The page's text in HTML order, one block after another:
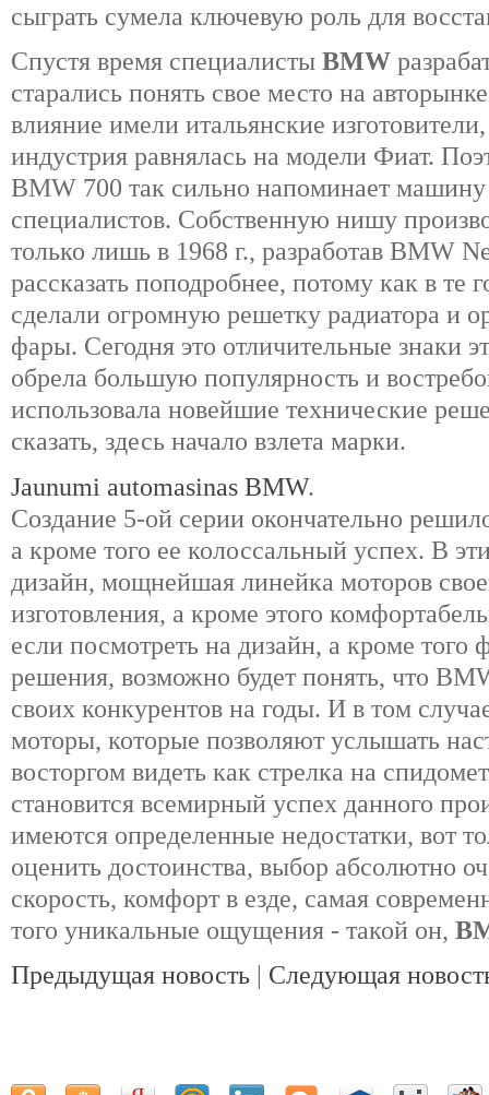
сыграть сумела ключевую роль для
Спустя время специалисты BMW
старались понять свое место на
влияние имели итальянские
индустрия равнялась на модели Фиат.
BMW 700 так сильно напоминает машину
специалистов. Собственную нишу
только лишь в 1968 г., разработав BMW
рассказать поподробнее, потому как в те
сделали огромную решетку радиатора и
фары. Сегодня это отличительные знаки
обрела большую популярность и
использовала новейшие технические
сказать, здесь начало взлета марки.
Jaunumi automasinas BMW.
Создание 5-ой серии окончательно
а кроме того ее колоссальный успех. В
дизайн, мощнейшая линейка моторов
изготовления, а кроме этого
если посмотреть на дизайн, а кроме того
решения, возможно будет понять, что
своих конкурентов на годы. И в том
моторы, которые позволяют услышать
восторгом видеть как стрелка на
становится всемирный успех данного
имеются определенные недостатки, вот
оценить достоинства, выбор абсолютно
скорость, комфорт в езде, самая
того уникальные ощущения - такой он,
Предыдущая новость
Следующая